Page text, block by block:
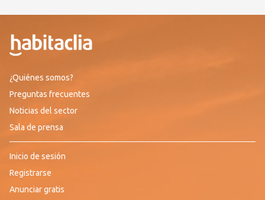
¿Quiénes somos?
Preguntas frecuentes
Noticias del sector
Sala de prensa
Inicio de sesión
Registrarse
Anunciar gratis